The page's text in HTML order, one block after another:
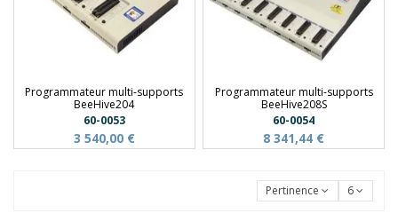
Programmateur multi-supports
BeeHive204
60-0053
3 540,00 €
Programmateur multi-supports
BeeHive208S
60-0054
8 341,44 €
Pertinence 6